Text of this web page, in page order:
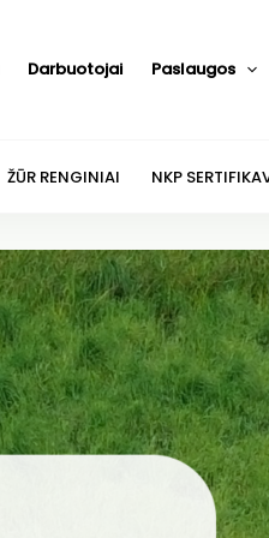
Darbuotojai Paslaugos
ŽŪR RENGINIAI NKP